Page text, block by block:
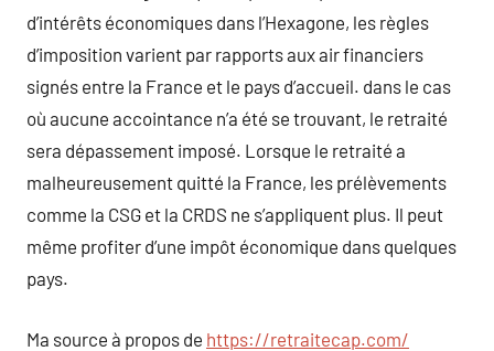
d’intérêts économiques dans l’Hexagone, les règles
d’imposition varient par rapports aux air financiers
signés entre la France et le pays d’accueil. dans le cas
où aucune accointance n’a été se trouvant, le retraité
sera dépassement imposé. Lorsque le retraité a
malheureusement quitté la France, les prélèvements
comme la CSG et la CRDS ne s’appliquent plus. Il peut
même profiter d’une impôt économique dans quelques
pays.
Ma source à propos de https://retraitecap.com/